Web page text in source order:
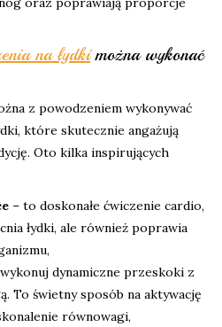
na łydkimożna wykonać
z powodzeniem wykonywać
które skutecznie angażują
Oto kilka inspirujących
– to doskonałe ćwiczenie cardio,
łydki, ale również poprawia
dynamiczne przeskoki z
To świetny sposób na aktywację
równowagi,